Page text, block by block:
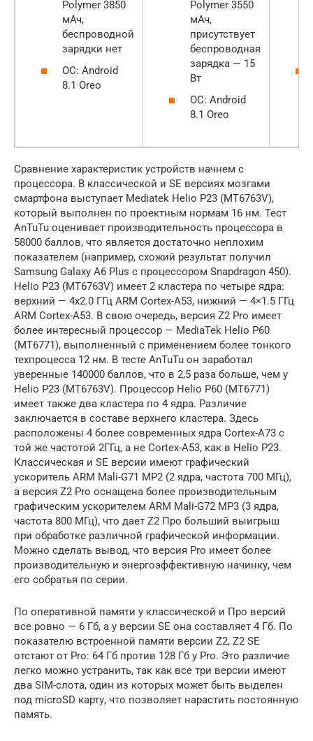
Polymer 3850
мАч,
беспроводной
зарядки нет
ОС: Android
8.1 Oreo
Polymer 3550
мАч,
присутствует
беспроводная
зарядка — 15
Вт
ОС: Android
8.1 Oreo
Сравнение характеристик устройств начнем с
процессора. В классической и SE версиях мозгами
смартфона выступает Mediatek Helio P23 (MT6763V),
который выполнен по проектным нормам 16 нм. Тест
AnTuTu оценивает производительность процессора в
58000 баллов, что является достаточно неплохим
показателем (например, схожий результат получил
Samsung Galaxy A6 Plus с процессором Snapdragon 450).
Helio P23 (MT6763V) имеет 2 кластера по четыре ядра:
верхний — 4х2.0 ГГц ARM Cortex-A53, нижний — 4×1.5 ГГц
ARM Cortex-A53. В свою очередь, версия Z2 Pro имеет
более интересный процессор — MediaTek Helio P60
(MT6771), выполненный с применением более тонкого
техпроцесса 12 нм. В тесте AnTuTu он заработал
уверенные 140000 баллов, что в 2,5 раза больше, чем у
Helio P23 (MT6763V). Процессор Helio P60 (MT6771)
имеет также два кластера по 4 ядра. Различие
заключается в составе верхнего кластера. Здесь
расположены 4 более современных ядра Cortex-A73 с
той же частотой 2ГГц, а не Cortex-A53, как в Helio P23.
Классическая и SE версии имеют графический
ускоритель ARM Mali-G71 MP2 (2 ядра, частота 700 МГц),
а версия Z2 Pro оснащена более производительным
графическим ускорителем ARM Mali-G72 MP3 (3 ядра,
частота 800 МГц), что дает Z2 Про больший выигрыш
при обработке различной графической информации.
Можно сделать вывод, что версия Pro имеет более
производительную и энергоэффективную начинку, чем
его собратья по серии.
По оперативной памяти у классической и Про версий
все ровно — 6 Гб, а у версии SE она составляет 4 Гб. По
показателю встроенной памяти версии Z2, Z2 SE
отстают от Pro: 64 Гб против 128 Гб у Pro. Это различие
легко можно устранить, так как все три версии имеют
два SIM-слота, один из которых может быть выделен
под microSD карту, что позволяет нарастить постоянную
память.